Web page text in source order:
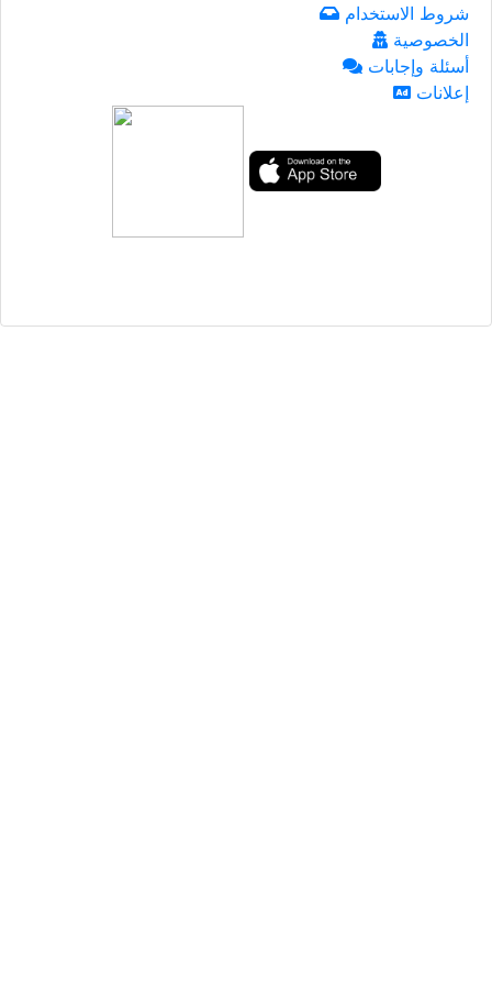
شروط الاستخدام
الخصوصية
أسئلة وإجابات
إعلانات